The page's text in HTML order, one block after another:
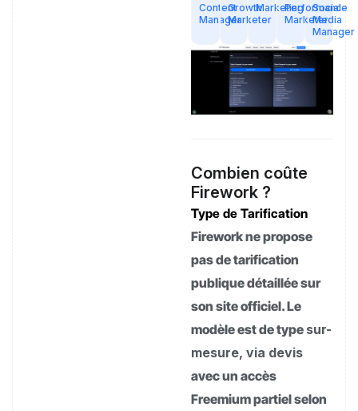
Content
Manager
Growth
Marketer
MarketingPerformance
Marketer
Social
Media
Manager
Combien coûte
Firework ?
Type de Tarification
Firework ne propose
pas de tarification
publique détaillée sur
son site officiel. Le
modèle est de type sur-
mesure, via devis
avec un accès
Freemium partiel selon